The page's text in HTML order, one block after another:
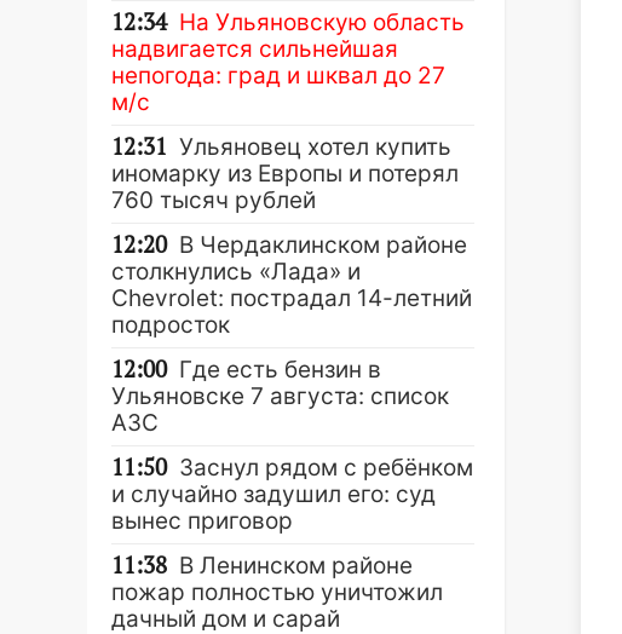
12:34 На Ульяновскую область
надвигается сильнейшая
непогода: град и шквал до 27
м/с
12:31 Ульяновец хотел купить
иномарку из Европы и потерял
760 тысяч рублей
12:20 В Чердаклинском районе
столкнулись «Лада» и
Chevrolet: пострадал 14-летний
подросток
12:00 Где есть бензин в
Ульяновске 7 августа: список
АЗС
11:50 Заснул рядом с ребёнком
и случайно задушил его: суд
вынес приговор
11:38 В Ленинском районе
пожар полностью уничтожил
дачный дом и сарай